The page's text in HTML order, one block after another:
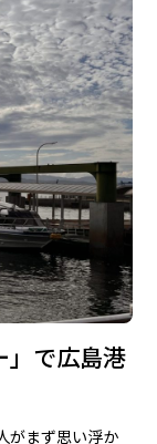
」で広島港
がまず思い浮か